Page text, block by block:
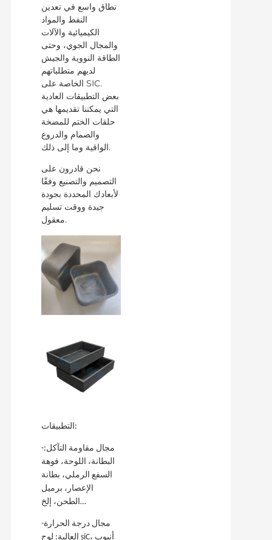
نطاق واسع في تعدين
النفط والمواد
الكيميائية والآلات
والمجال الجوي، وحتى
الطاقة النووية والجيش
لديهم متطلباتهم
الخاصة على SIC.
بعض التطبيقات العادية
التي يمكننا تقديمها هي
حلقات الختم للمضخة
والصمام والدروع
الواقية وما إلى ذلك.
نحن قادرون على
التصميم والتصنيع وفقًا
لأبعادك المحددة بجودة
جيدة ووقت تسليم
معقول.
التطبيقات:
-مجال مقاومة التآكل:
البطانة، اللوحة، فوهة
السفع الرملي، بطانة
الإعصار، برميل
الطحن، إلخ…
-مجال درجة الحرارة
العالية: لوح siC، أنبوب